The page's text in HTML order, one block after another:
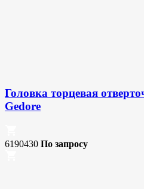
Головка торцевая
Gedore
6190430 По запросу